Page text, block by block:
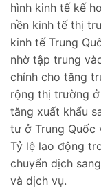
hình kinh tế kế
nền kinh tế thị
kinh tế Trung
nhờ tập trung
chính cho tăng
rộng thị trường
tăng xuất khẩu
tư ở Trung Quốc
Tỷ lệ lao động
chuyển dịch
và dịch vụ.